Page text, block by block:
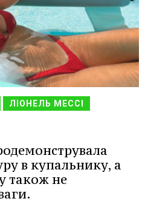
ЛІОНЕЛЬ МЕССІ
в купальнику, а
також не